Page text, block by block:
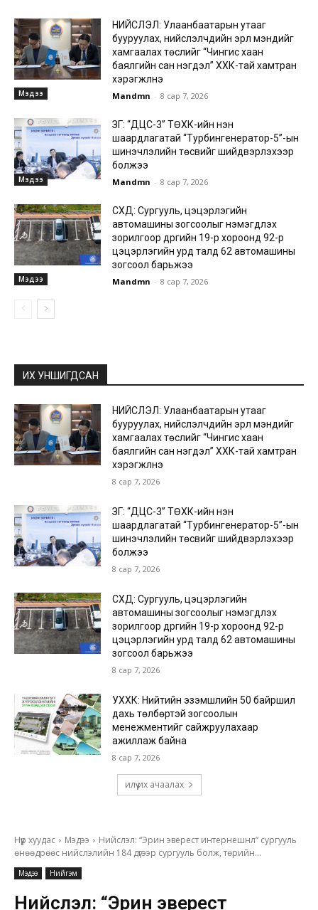
Мэдээ
НИЙСЛЭЛ: Улаанбаатарын утааг
бууруулах, нийслэлчүүдийн эрүүл мэндийг
хамгаалах төслийг “Чингис хаан
баялгийн сан нэгдэл” ХХК-тай хамтран
хэрэгжүүлнэ
Mandmn - 8 сар 7, 2026
Мэдээ
ЗГ: “ДЦС-3” ТӨХК-ийн нэн
шаардлагатай “Турбингенератор-5”-ын
шинэчлэлийн төсвийг шийдвэрлэхээр
болжээ
Mandmn - 8 сар 7, 2026
Мэдээ
СХД: Сургууль, цэцэрлэгийн
автомашины зогсоолыг нэмэгдүүлэх
зорилгоор дүүргийн 19-р хороонд 92-р
цэцэрлэгийн урд талд 62 автомашины
зогсоол барьжээ
Mandmn - 8 сар 7, 2026
ИХ УНШИГДСАН
НИЙСЛЭЛ: Улаанбаатарын утааг
бууруулах, нийслэлчүүдийн эрүүл мэндийг
хамгаалах төслийг “Чингис хаан
баялгийн сан нэгдэл” ХХК-тай хамтран
хэрэгжүүлнэ
8 сар 7, 2026
ЗГ: “ДЦС-3” ТӨХК-ийн нэн
шаардлагатай “Турбингенератор-5”-ын
шинэчлэлийн төсвийг шийдвэрлэхээр
болжээ
8 сар 7, 2026
СХД: Сургууль, цэцэрлэгийн
автомашины зогсоолыг нэмэгдүүлэх
зорилгоор дүүргийн 19-р хороонд 92-р
цэцэрлэгийн урд талд 62 автомашины
зогсоол барьжээ
8 сар 7, 2026
УХХК: Нийтийн эзэмшлийн 50 байршил
дахь төлбөртэй зогсоолын
менежментийг сайжруулахаар
ажиллаж байна
8 сар 7, 2026
илүү их ачаалах